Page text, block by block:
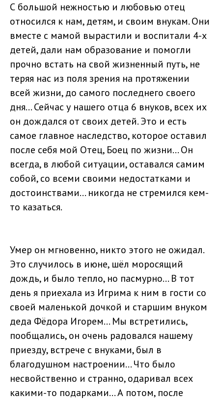
С большой нежностью и любовью отец
относился к нам, детям, и своим внукам. Они
вместе с мамой вырастили и воспитали 4-х
детей, дали нам образование и помогли
прочно встать на свой жизненный путь, не
теряя нас из поля зрения на протяжении
всей жизни, до самого последнего своего
дня... Сейчас у нашего отца 6 внуков, всех их
он дождался от своих детей. Это и есть
самое главное наследство, которое оставил
после себя мой Отец, Боец по жизни... Он
всегда, в любой ситуации, оставался самим
собой, со всеми своими недостатками и
достоинствами... никогда не стремился кем-
то казаться.
Умер он мгновенно, никто этого не ожидал.
Это случилось в июне, шёл моросящий
дождь, и было тепло, но пасмурно... В тот
день я приехала из Игрима к ним в гости со
своей маленькой дочкой и старшим внуком
деда Фёдора Игорем... Мы встретились,
пообщались, он очень радовался нашему
приезду, встрече с внуками, был в
благодушном настроении... Что было
несвойственно и странно, одаривал всех
какими-то подарками… А потом, после